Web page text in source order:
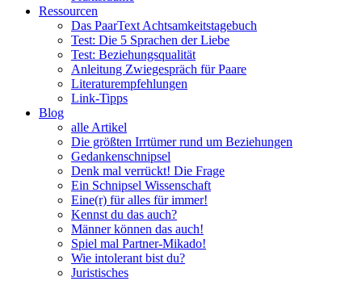
Ressourcen
Das PaarText Achtsamkeitstagebuch
Test: Die 5 Sprachen der Liebe
Test: Beziehungsqualität
Anleitung Zwiegespräch für Paare
Literaturempfehlungen
Link-Tipps
Blog
alle Artikel
Die größten Irrtümer rund um Beziehungen
Gedankenschnipsel
Denk mal verrückt! Die Frage
Ein Schnipsel Wissenschaft
Eine(r) für alles für immer!
Kennst du das auch?
Männer können das auch!
Spiel mal Partner-Mikado!
Wie intolerant bist du?
Juristisches